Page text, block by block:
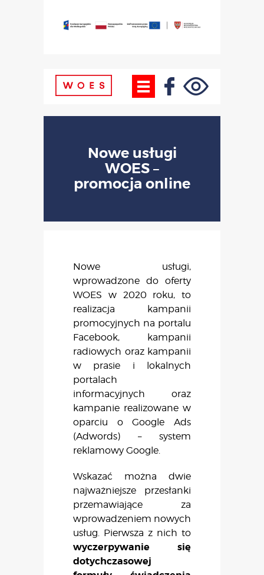
Nowe usługi
WOES –
promocja online
Nowe usługi,
wprowadzone do oferty
WOES w 2020 roku, to
realizacja kampanii
promocyjnych na portalu
Facebook, kampanii
radiowych oraz kampanii
w prasie i lokalnych
portalach
informacyjnych oraz
kampanie realizowane w
oparciu o Google Ads
(Adwords‎) – system
reklamowy Google.
Wskazać można dwie
najważniejsze przesłanki
przemawiające za
wprowadzeniem nowych
usług. Pierwsza z nich to
wyczerpywanie się
dotychczasowej